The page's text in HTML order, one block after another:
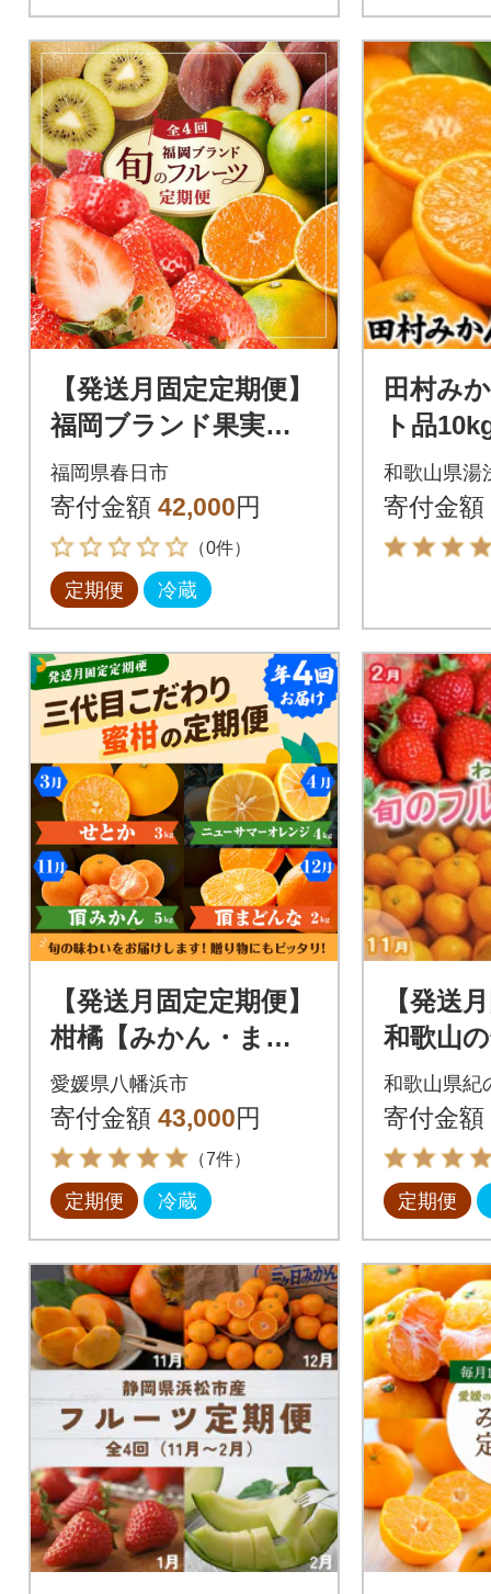
【発送月固定定期便】
福岡ブランド果実を
楽しむ。季節のご褒美
フルーツ!(春日市)全4
回
福岡県春日市
寄付金額 42,000円
（0件）
定期便 冷蔵
田村み
ト品
赤秀/湯
産/産地
文左衛
和歌山県湯
寄付金額
【発送月固定定期便】
柑橘【みかん・まど
んな・せとか・ニュ
ーサマーオレンジ】
【H31-46】全4回
愛媛県八幡浜市
寄付金額 43,000円
（7件）
定期便 冷蔵
【発送
和歌山
ツ(いち
く・み
定期便
和歌山県紀
寄付金額
定期便